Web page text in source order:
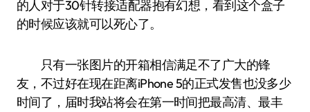
的人对于30针转接适配器抱有幻想，看到这个盒子
的时候应该就可以死心了。
只有一张图片的开箱相信满足不了广大的锋
友，不过好在现在距离iPhone 5的正式发售也没多少
时间了，届时我站将会在第一时间把最高清、最丰